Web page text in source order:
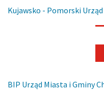
Kujawsko - Pomorski
BIP Urząd Miasta i Gminy